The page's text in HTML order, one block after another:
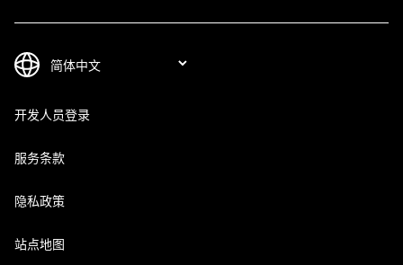
开发人员登录
服务条款
隐私政策
站点地图